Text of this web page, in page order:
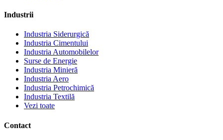
Industrii
Industria Siderurgică
Industria Cimentului
Industria Automobilelor
Surse de Energie
Industria Minieră
Industria Aero
Industria Petrochimică
Industria Textilă
Vezi toate
Contact